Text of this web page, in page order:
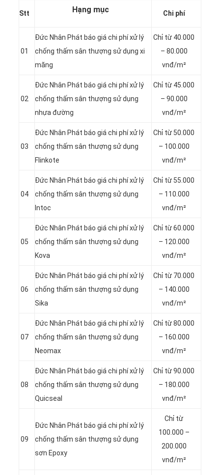
Stt Hạng mục Chi phí
01
Đức Nhân Phát báo giá chi phí xử lý
chống thấm sân thượng sử dụng xi
măng
Chỉ từ 40.000
– 80.000
vnđ/m²
02
Đức Nhân Phát báo giá chi phí xử lý
chống thấm sân thượng sử dụng
nhựa đường
Chỉ từ 45.000
– 90.000
vnđ/m²
03
Đức Nhân Phát báo giá chi phí xử lý
chống thấm sân thượng sử dụng
Flinkote
Chỉ từ 50.000
– 100.000
vnđ/m²
04
Đức Nhân Phát báo giá chi phí xử lý
chống thấm sân thượng sử dụng
Intoc
Chỉ từ 55.000
– 110.000
vnđ/m²
05
Đức Nhân Phát báo giá chi phí xử lý
chống thấm sân thượng sử dụng
Kova
Chỉ từ 60.000
– 120.000
vnđ/m²
06
Đức Nhân Phát báo giá chi phí xử lý
chống thấm sân thượng sử dụng
Sika
Chỉ từ 70.000
– 140.000
vnđ/m²
07
Đức Nhân Phát báo giá chi phí xử lý
chống thấm sân thượng sử dụng
Neomax
Chỉ từ 80.000
– 160.000
vnđ/m²
08
Đức Nhân Phát báo giá chi phí xử lý
chống thấm sân thượng sử dụng
Quicseal
Chỉ từ 90.000
– 180.000
vnđ/m²
09
Đức Nhân Phát báo giá chi phí xử lý
chống thấm sân thượng sử dụng
sơn Epoxy
Chỉ từ
100.000 –
200.000
vnđ/m²